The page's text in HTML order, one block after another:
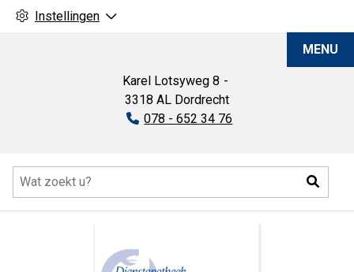
Instellingen
Karel Lotsyweg 8
3318 AL Dordrecht
Tel:
078 - 652 34 76
MENU